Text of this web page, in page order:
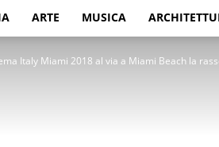
ARTE MUSICA
Italy Miami 2018 al via a Miami Beach la